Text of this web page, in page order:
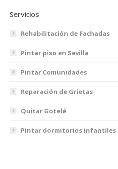
Servicios
Rehabilitación de Fachadas
Pintar piso en Sevilla
Pintar Comunidades
Reparación de Grietas
Quitar Gotelé
Pintar dormitorios infantiles